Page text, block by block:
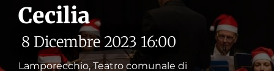
Cecilia
8 Dicembre 2023 16:00
Lamporecchio, Teatro comunale di